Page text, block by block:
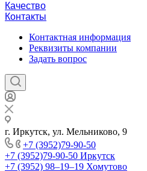
Качество
Контакты
Контактная информация
Реквизиты компании
Задать вопрос
г. Иркутск, ул. Мельниково, 9
+7 (3952)79-90-50
+7 (3952)79-90-50 Иркутск
+7 (3952) 98‒19‒19 Хомутово